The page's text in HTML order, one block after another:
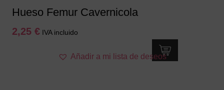
Hueso Femur Cavernicola
2,25 € IVA incluido
Añadir a mi lista de deseos